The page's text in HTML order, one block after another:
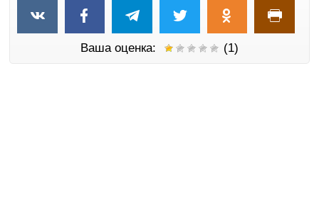
Ваша оценка: (1)